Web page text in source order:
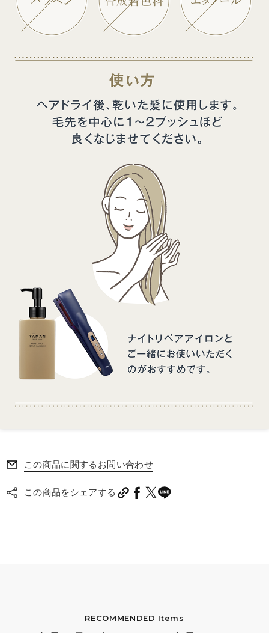
この商品に関するお問い合わせ
この商品をシェアする
RECOMMENDED Items